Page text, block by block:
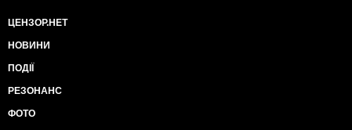
ЦЕНЗОР.НЕТ
НОВИНИ
ПОДІЇ
РЕЗОНАНС
ФОТО